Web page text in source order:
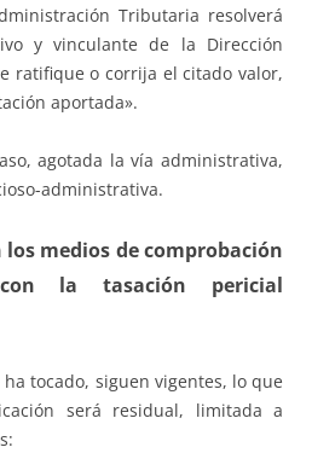
Tributaria resolverá
y vinculante de la Dirección
ratifique o corrija el citado valor,
aportada».
agotada la vía administrativa,
administrativa.
los medios de comprobación
la tasación pericial
ha tocado, siguen vigentes, lo que
será residual, limitada a